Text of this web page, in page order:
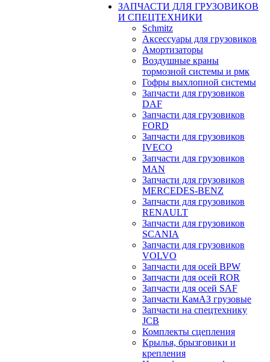
ЗАПЧАСТИ ДЛЯ ГРУЗОВИКОВ
И СПЕЦТЕХНИКИ
Schmitz
Аксессуары для грузовиков
Амортизаторы
Воздушные краны
тормозной системы и рмк
Гофры выхлопной системы
Запчасти для грузовиков
DAF
Запчасти для грузовиков
FORD
Запчасти для грузовиков
IVECO
Запчасти для грузовиков
MAN
Запчасти для грузовиков
MERCEDES-BENZ
Запчасти для грузовиков
RENAULT
Запчасти для грузовиков
SCANIA
Запчасти для грузовиков
VOLVO
Запчасти для осей BPW
Запчасти для осей ROR
Запчасти для осей SAF
Запчасти КамАЗ грузовые
Запчасти на спецтехнику
JCB
Комплекты сцепления
Крылья, брызговики и
крепления